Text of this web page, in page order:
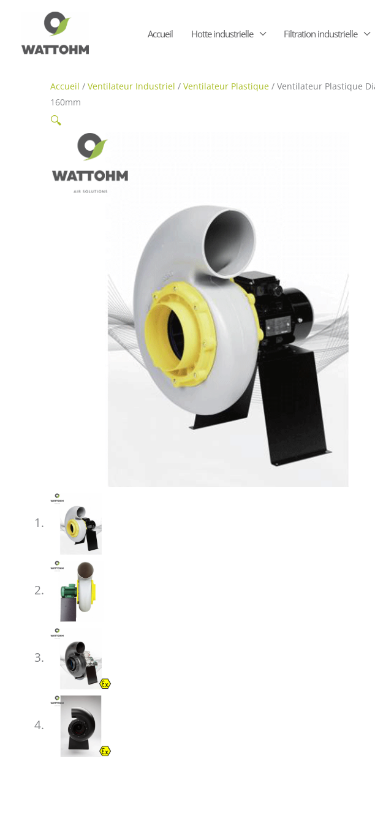
contenu
Accueil Hotte industrielle Filtration industrielle
Accueil / Ventilateur Industriel / Ventilateur Plastique / Ventilateur Plastique
160mm
🔍